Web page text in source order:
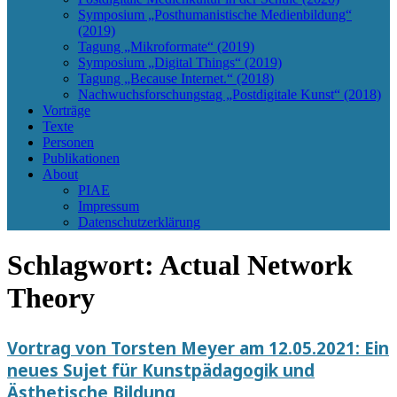
Symposium „Posthumanistische Medienbildung“
(2019)
Tagung „Mikroformate“ (2019)
Symposium „Digital Things“ (2019)
Tagung „Because Internet.“ (2018)
Nachwuchsforschungstag „Postdigitale Kunst“ (2018)
Vorträge
Texte
Personen
Publikationen
About
PIAE
Impressum
Datenschutzerklärung
Schlagwort: Actual Network
Theory
Vortrag von Torsten Meyer am 12.05.2021: Ein
neues Sujet für Kunstpädagogik und
Ästhetische Bildung